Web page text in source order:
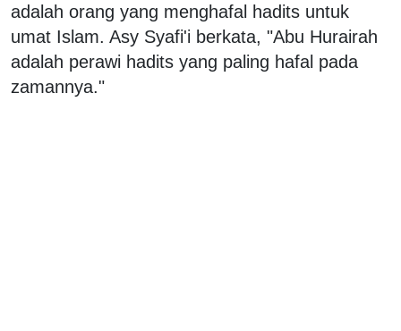
adalah orang yang menghafal hadits untuk
umat Islam. Asy Syafi'i berkata, "Abu Hurairah
adalah perawi hadits yang paling hafal pada
zamannya."